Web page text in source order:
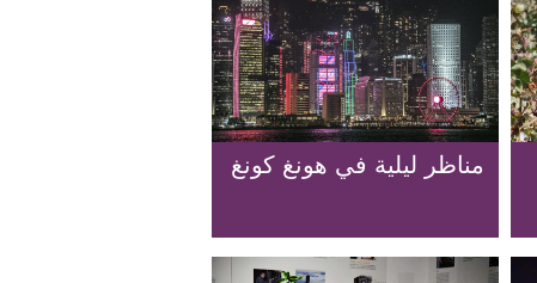
مناظر ليلية في هونغ كونغ